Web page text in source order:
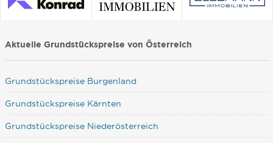
Aktuelle Grundstückspreise von Österreich
Grundstückspreise Burgenland
Grundstückspreise Kärnten
Grundstückspreise Niederösterreich